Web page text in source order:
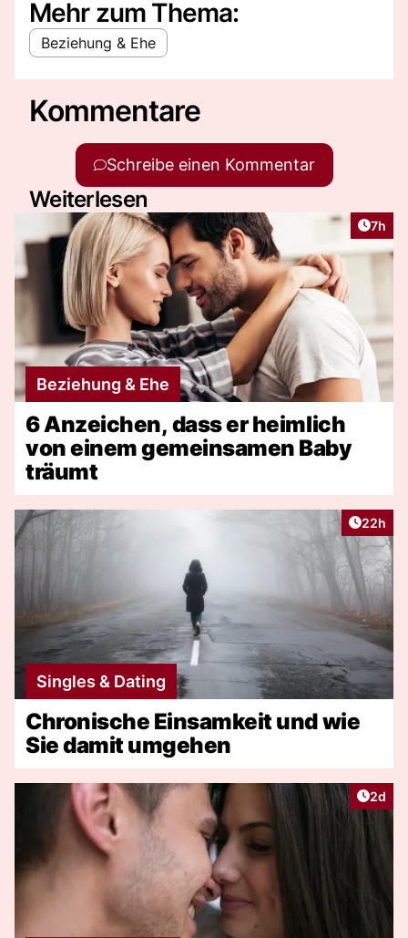
Mehr zum Thema:
Beziehung & Ehe
Kommentare
Schreibe einen Kommentar
Weiterlesen
7h
Beziehung & Ehe
6 Anzeichen, dass er heimlich
von einem gemeinsamen Baby
träumt
Artikel
22h
Singles & Dating
Chronische Einsamkeit und wie
Sie damit umgehen
2d